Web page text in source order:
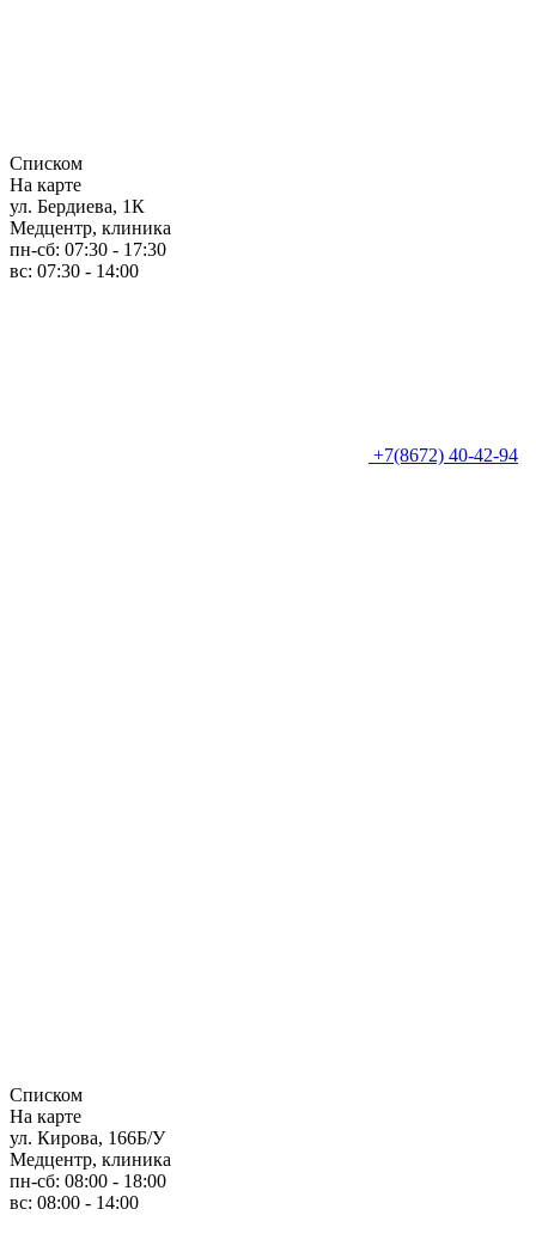
Списком
На карте
ул. Бердиева, 1К
Медцентр, клиника
пн-сб: 07:30 - 17:30
вс: 07:30 - 14:00
+7(8672) 40-42-94
Списком
На карте
ул. Кирова, 166Б/У
Медцентр, клиника
пн-сб: 08:00 - 18:00
вс: 08:00 - 14:00